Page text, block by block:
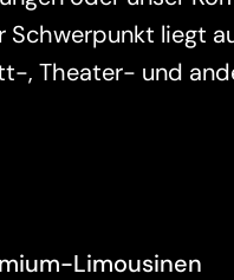
Schwerpunkt liegt
, Theater- und
Limousinen